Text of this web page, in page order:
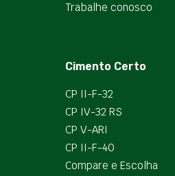
Trabalhe conosco
Cimento Certo
CP II-F-32
CP IV-32 RS
CP V-ARI
CP II-F-40
Compare e Escolha